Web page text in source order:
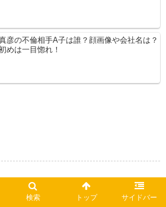
彦の不倫相手A子は誰？顔画像や会社名は？
めは一目惚れ！
検索 トップ サイドバー